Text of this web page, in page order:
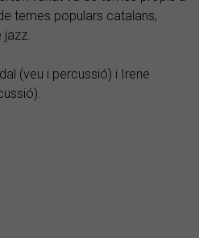
temes populars catalans,
jazz.
(veu i percussió) i Irene